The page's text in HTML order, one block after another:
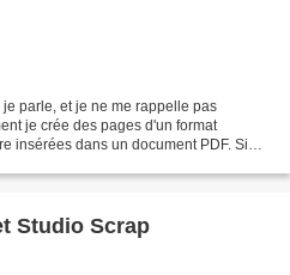
parle, et je ne me rappelle pas
je crée des pages d'un format
insérées dans un document PDF. Si
Studio Scrap